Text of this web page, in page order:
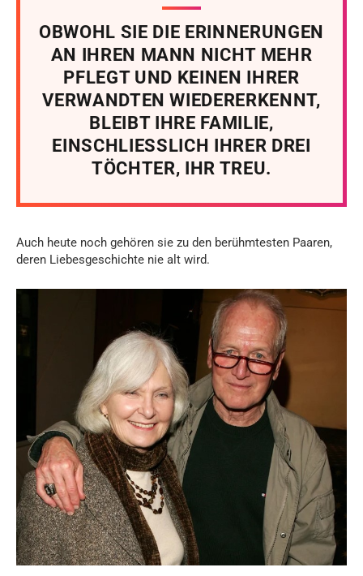
OBWOHL SIE DIE ERINNERUNGEN
AN IHREN MANN NICHT MEHR
PFLEGT UND KEINEN IHRER
VERWANDTEN WIEDERERKENNT,
BLEIBT IHRE FAMILIE,
EINSCHLIESSLICH IHRER DREI
TÖCHTER, IHR TREU.
Auch heute noch gehören sie zu den berühmtesten Paaren,
deren Liebesgeschichte nie alt wird.